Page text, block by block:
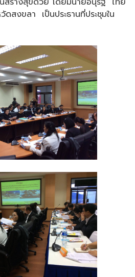
ดสงขลา เป็นประธานที่ประชุมใน